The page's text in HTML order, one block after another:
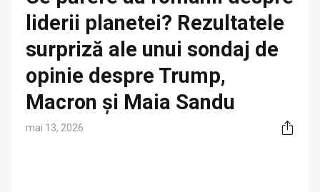
liderii planetei? Rezultatele
surpriză ale unui sondaj de
opinie despre Trump,
Macron și Maia Sandu
mai 13, 2026